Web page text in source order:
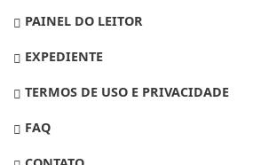
PAINEL DO LEITOR
EXPEDIENTE
TERMOS DE USO E PRIVACIDADE
FAQ